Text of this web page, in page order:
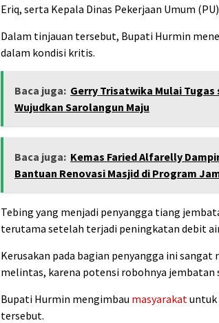
Eriq, serta Kepala Dinas Pekerjaan Umum
Dalam tinjauan tersebut, Bupati Hurmin
dalam kondisi kritis.
Baca juga: Gerry Trisatwika Mulai
Wujudkan Sarolangun Maju
Baca juga: Kemas Faried Alfarelly
Bantuan Renovasi Masjid di Program
Tebing yang menjadi penyangga tiang
terutama setelah terjadi peningkatan debit
Kerusakan pada bagian penyangga ini sangat
melintas, karena potensi robohnya jembatan
Bupati Hurmin mengimbau masyarakat
tersebut.